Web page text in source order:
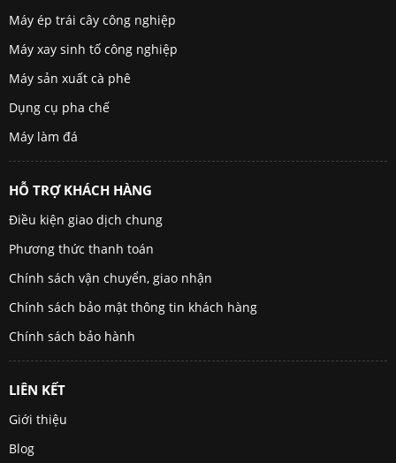
Máy ép trái cây công nghiệp
Máy xay sinh tố công nghiệp
Máy sản xuất cà phê
Dụng cụ pha chế
Máy làm đá
HỖ TRỢ KHÁCH HÀNG
Điều kiện giao dịch chung
Phương thức thanh toán
Chính sách vận chuyển, giao nhận
Chính sách bảo mật thông tin khách hàng
Chính sách bảo hành
LIÊN KẾT
Giới thiệu
Blog